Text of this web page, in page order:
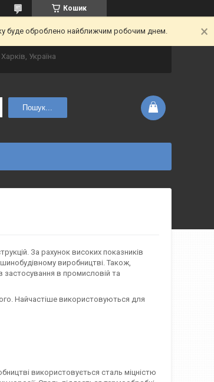
Кошик
буде оброблено найближчим робочим днем.
Україна
Пошук...
За рахунок високих показників
виробництві. Також,
застосування в промисловій та
Найчастіше використовуються для
використовується сталь міцністю